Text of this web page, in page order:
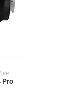
Pro